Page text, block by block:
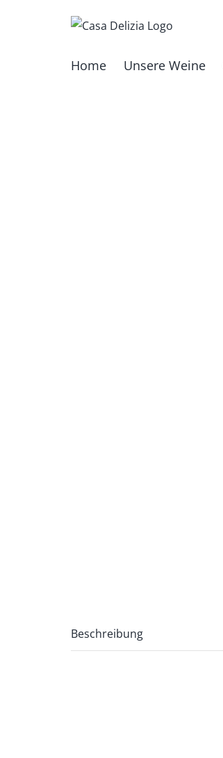
Home Unsere Weine
Beschreibung